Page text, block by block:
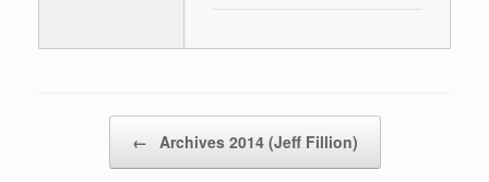
← Archives 2014 (Jeff Fillion)